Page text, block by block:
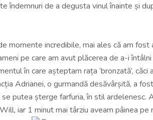
îndemnuri de a degusta vinul înainte și
momente incredibile, mai ales că am fost
pe care am avut plăcerea de a-i
în care așteptam rața ‘bronzată’, căci
Adrianei, o gurmandă desăvârșită, a
putea șterge farfuria, în stil ardelenesc.
iar 1 minut mai târziu aveam pâinea pe